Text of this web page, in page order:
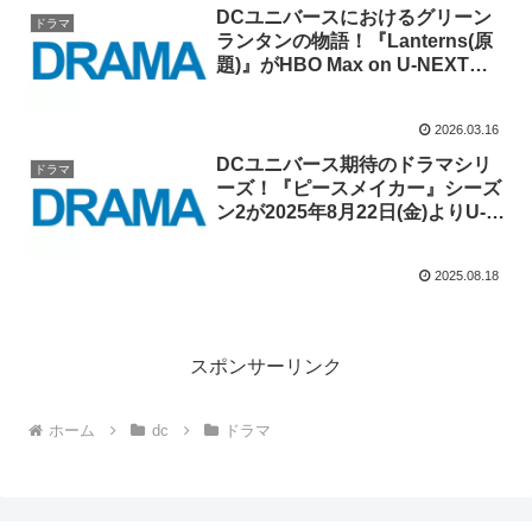
ドラマ
DCユニバースにおけるグリーン
ランタンの物語！『Lanterns(原
題)』がHBO Max on U-NEXTに
2026.03.16
ドラマ
DCユニバース期待のドラマシリ
ーズ！『ピースメイカー』シーズ
ン2が2025年8月22日(金)よりU-
2025.08.18
スポンサーリンク
ホーム dc ドラマ